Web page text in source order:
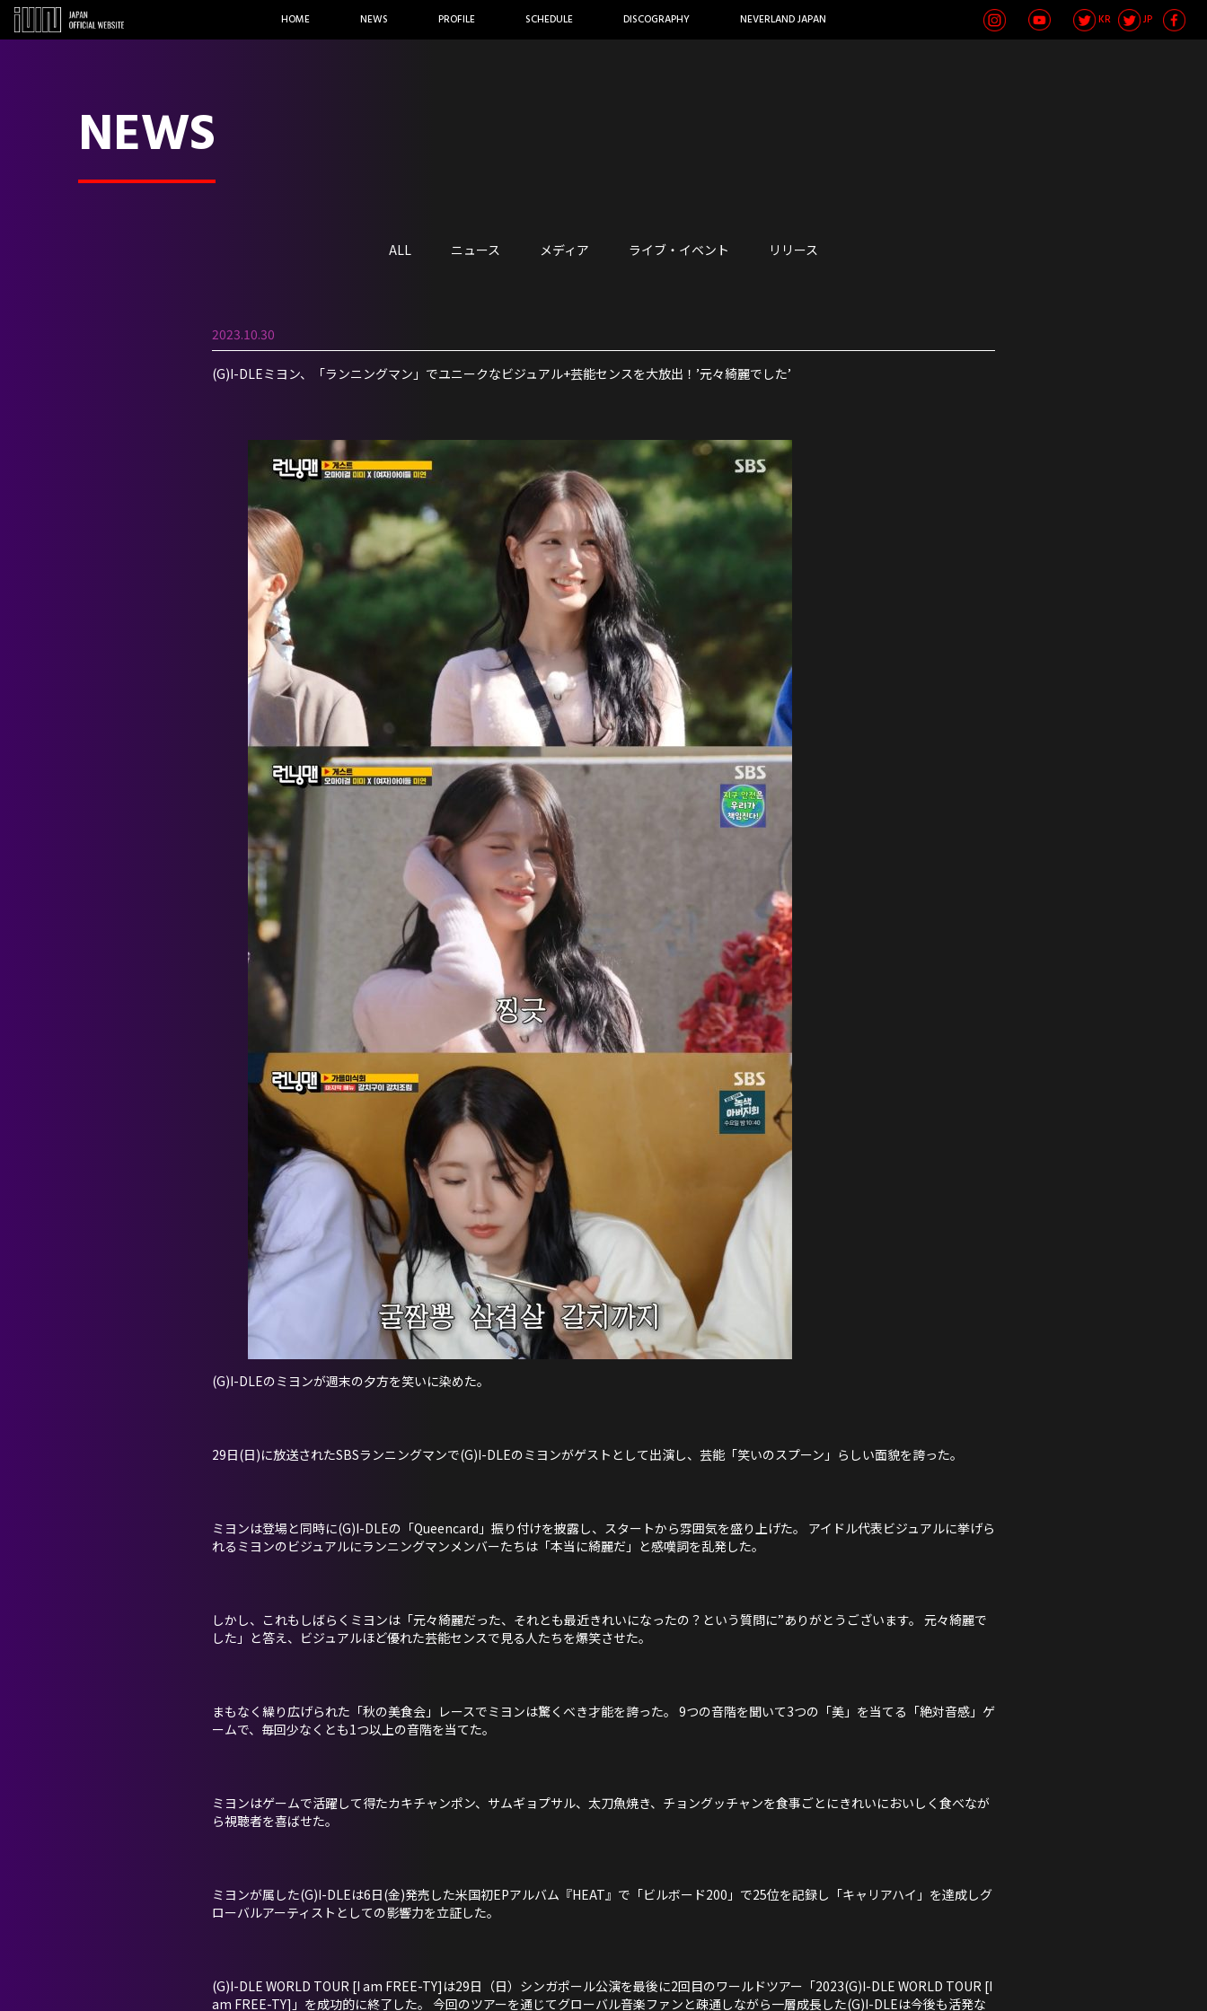
HOME NEWS PROFILE SCHEDULE DISCOGRAPHY NEVERLAND JAPAN KR JP
NEWS
ALL ニュース メディア ライブ・イベント リリース
2023.10.30
(G)I-DLEミヨン、「ランニングマン」でユニークなビジュアル+芸能センスを大放出！’元々綺麗でした’
(G)I-DLEのミヨンが週末の夕方を笑いに染めた。
29日(日)に放送されたSBSランニングマンで(G)I-DLEのミヨンがゲストとして出演し、芸能「笑いのスプーン」らしい面貌を誇った。
ミヨンは登場と同時に(G)I-DLEの「Queencard」振り付けを披露し、スタートから雰囲気を盛り上げた。 アイドル代表ビジュアルに挙げら
れるミヨンのビジュアルにランニングマンメンバーたちは「本当に綺麗だ」と感嘆詞を乱発した。
しかし、これもしばらくミヨンは「元々綺麗だった、それとも最近きれいになったの？という質問に”ありがとうございます。 元々綺麗で
した」と答え、ビジュアルほど優れた芸能センスで見る人たちを爆笑させた。
まもなく繰り広げられた「秋の美食会」レースでミヨンは驚くべき才能を誇った。 9つの音階を聞いて3つの「美」を当てる「絶対音感」ゲ
ームで、毎回少なくとも1つ以上の音階を当てた。
ミヨンはゲームで活躍して得たカキチャンポン、サムギョプサル、太刀魚焼き、チョングッチャンを食事ごとにきれいにおいしく食べなが
ら視聴者を喜ばせた。
ミヨンが属した(G)I-DLEは6日(金)発売した米国初EPアルバム『HEAT』で「ビルボード200」で25位を記録し「キャリアハイ」を達成しグ
ローバルアーティストとしての影響力を立証した。
(G)I-DLE WORLD TOUR [I am FREE-TY]は29日（日）シンガポール公演を最後に2回目のワールドツアー「2023(G)I-DLE WORLD TOUR [I
am FREE-TY]」を成功的に終了した。 今回のツアーを通じてグローバル音楽ファンと疎通しながら一層成長した(G)I-DLEは今後も活発な